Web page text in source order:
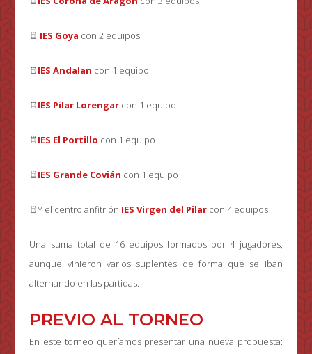
♖ IES Goya con 2 equipos
♖IES Andalan con 1 equipo
♖IES Pilar Lorengar con 1 equipo
♖IES El Portillo con 1 equipo
♖IES Grande Covián con 1 equipo
♖Y el centro anfitrión IES Virgen del Pilar con 4 equipos
Una suma total de 16 equipos formados por 4 jugadores,
aunque vinieron varios suplentes de forma que se iban
alternando en las partidas.
PREVIO AL TORNEO
En este torneo queríamos presentar una nueva propuesta: